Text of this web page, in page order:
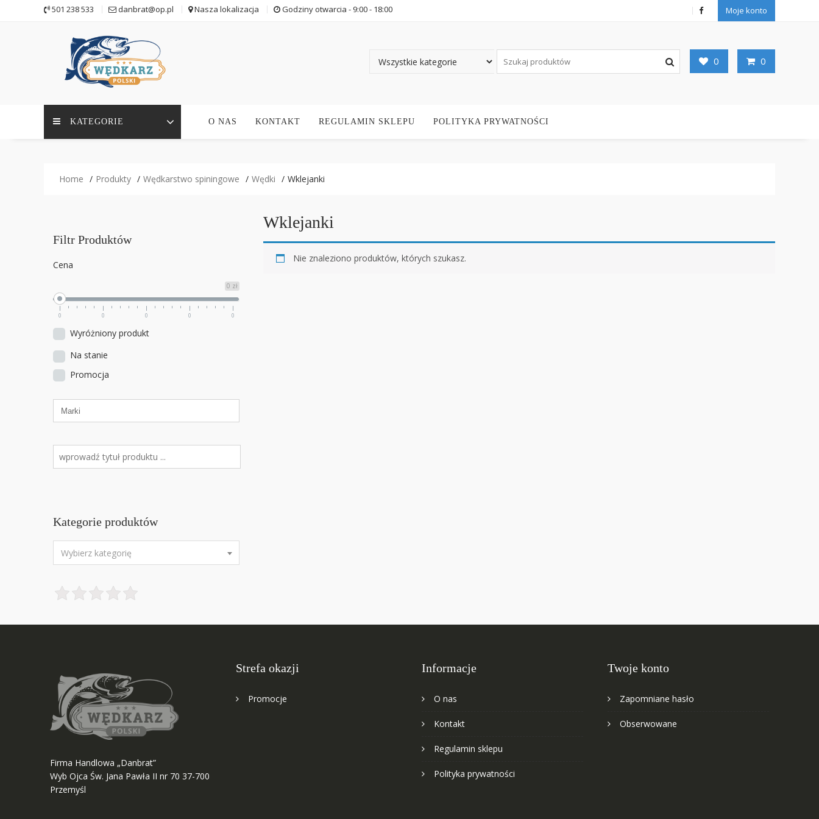
501 238 533 danbrat@op.pl Nasza lokalizacja Godziny otwarcia - 9:00 - 18:00 Moje konto
0 0
KATEGORIE O NAS KONTAKT REGULAMIN SKLEPU POLITYKA PRYWATNOŚCI
Home Produkty Wędkarstwo spiningowe Wędki Wklejanki
Wklejanki
Nie znaleziono produktów, których szukasz.
Filtr Produktów
Cena
0 zł
0 0 0 0 0
Wyróżniony produkt
Na stanie
Promocja
Kategorie produktów
Wybierz kategorię
Firma Handlowa „Danbrat”
Wyb Ojca Św. Jana Pawła II nr 70 37-700
Przemyśl
Strefa okazji
Promocje
Informacje
O nas
Kontakt
Regulamin sklepu
Polityka prywatności
Twoje konto
Zapomniane hasło
Obserwowane